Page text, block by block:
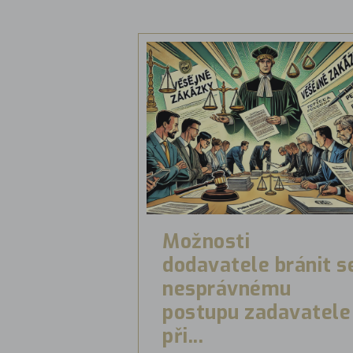
Možnosti
dodavatele bránit
nesprávnému
postupu zadavatele
při...